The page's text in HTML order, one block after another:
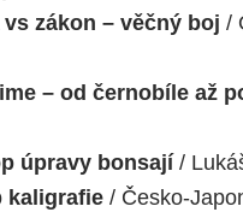
vs zákon – věčný boj /
– od černobíle až
úpravy bonsají/
kaligrafie / Česko-